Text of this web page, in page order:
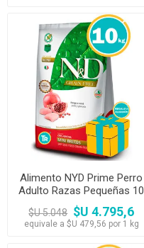
Alimento NYD Prime Perro
Adulto Razas Pequeñas 10
kg
$U 5.048 $U 4.795,6
equivale a $U 479,56 por 1 kg